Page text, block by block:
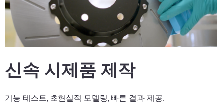
신속 시제품 제작
기능 테스트, 초현실적 모델링, 빠른 결과 제공.